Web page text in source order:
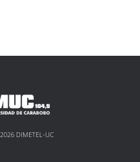
2026 DIMETEL-UC